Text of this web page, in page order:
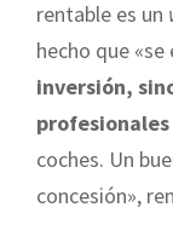
rentable es un
hecho que «se
inversión,
profesionales
coches. Un
concesión»,